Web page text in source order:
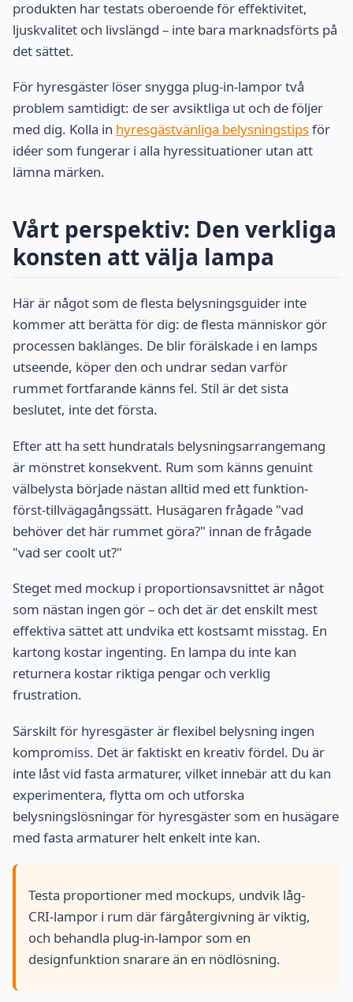
produkten har testats oberoende för effektivitet,
ljuskvalitet och livslängd – inte bara marknadsförts på
det sättet.
För hyresgäster löser snygga plug-in-lampor två
problem samtidigt: de ser avsiktliga ut och de följer
med dig. Kolla in hyresgästvänliga belysningstipsför
idéer som fungerar i alla hyressituationer utan att
lämna märken.
Vårt perspektiv: Den verkliga
konsten att välja lampa
Här är något som de flesta belysningsguider inte
kommer att berätta för dig: de flesta människor gör
processen baklänges. De blir förälskade i en lamps
utseende, köper den och undrar sedan varför
rummet fortfarande känns fel. Stil är det sista
beslutet, inte det första.
Efter att ha sett hundratals belysningsarrangemang
är mönstret konsekvent. Rum som känns genuint
välbelysta började nästan alltid med ett funktion-
först-tillvägagångssätt. Husägaren frågade "vad
behöver det här rummet göra?" innan de frågade
"vad ser coolt ut?"
Steget med mockup i proportionsavsnittet är något
som nästan ingen gör – och det är det enskilt mest
effektiva sättet att undvika ett kostsamt misstag. En
kartong kostar ingenting. En lampa du inte kan
returnera kostar riktiga pengar och verklig
frustration.
Särskilt för hyresgäster är flexibel belysning ingen
kompromiss. Det är faktiskt en kreativ fördel. Du är
inte låst vid fasta armaturer, vilket innebär att du kan
experimentera, flytta om och utforska
belysningslösningar för hyresgäster som en husägare
med fasta armaturer helt enkelt inte kan.
Testa proportioner med mockups, undvik låg-
CRI-lampor i rum där färgåtergivning är viktig,
och behandla plug-in-lampor som en
designfunktion snarare än en nödlösning.